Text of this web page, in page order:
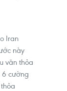
Iran
này
vãn thỏa
6 cường